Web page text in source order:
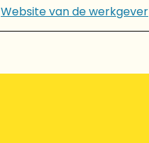
Website van de werkgever